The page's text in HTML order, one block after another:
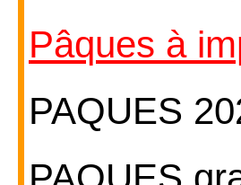
Pâques à
PAQUES